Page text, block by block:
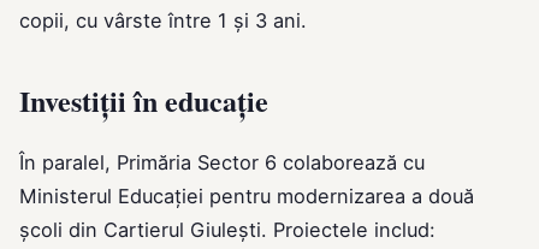
copii, cu vârste între 1 și 3 ani.
Investiții în educație
În paralel, Primăria Sector 6 colaborează cu
Ministerul Educației pentru modernizarea a două
școli din Cartierul Giulești. Proiectele includ: